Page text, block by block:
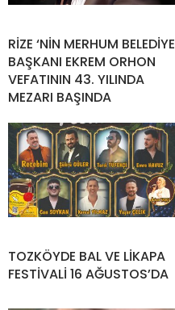
RİZE ‘NİN MERHUM BELEDİYE
BAŞKANI EKREM ORHON
VEFATININ 43. YILINDA
MEZARI BAŞINDA
TOZKÖYDE BAL VE LİKAPA
FESTİVALİ 16 AĞUSTOS’DA